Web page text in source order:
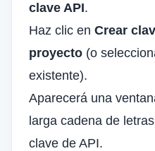
clave API.
Haz clic en Crear
proyecto (o
existente).
Aparecerá una
larga cadena de
clave de API.